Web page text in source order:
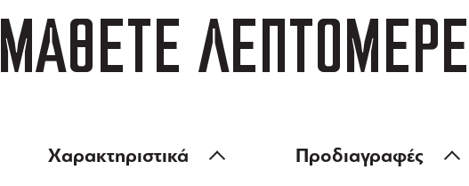
ΜΑΘΕΤΕ
Χαρακτηριστικά Προδιαγραφές